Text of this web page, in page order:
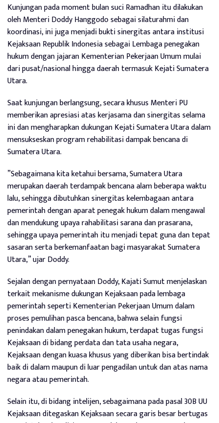
Kunjungan pada moment bulan suci Ramadhan itu dilakukan
oleh Menteri Doddy Hanggodo sebagai silaturahmi dan
koordinasi, ini juga menjadi bukti sinergitas antara institusi
Kejaksaan Republik Indonesia sebagai Lembaga penegakan
hukum dengan jajaran Kementerian Pekerjaan Umum mulai
dari pusat/nasional hingga daerah termasuk Kejati Sumatera
Utara.
Saat kunjungan berlangsung, secara khusus Menteri PU
memberikan apresiasi atas kerjasama dan sinergitas selama
ini dan mengharapkan dukungan Kejati Sumatera Utara dalam
mensukseskan program rehabilitasi dampak bencana di
Sumatera Utara.
”Sebagaimana kita ketahui bersama, Sumatera Utara
merupakan daerah terdampak bencana alam beberapa waktu
lalu, sehingga dibutuhkan sinergitas kelembagaan antara
pemerintah dengan aparat penegak hukum dalam mengawal
dan mendukung upaya rahabilitasi sarana dan prasarana,
sehingga upaya pemerintah itu menjadi tepat guna dan tepat
sasaran serta berkemanfaatan bagi masyarakat Sumatera
Utara,” ujar Doddy.
Sejalan dengan pernyataan Doddy, Kajati Sumut menjelaskan
terkait mekanisme dukungan Kejaksaan pada lembaga
pemerintah seperti Kementerian Pekerjaan Umum dalam
proses pemulihan pasca bencana, bahwa selain fungsi
penindakan dalam penegakan hukum, terdapat tugas fungsi
Kejaksaan di bidang perdata dan tata usaha negara,
Kejaksaan dengan kuasa khusus yang diberikan bisa bertindak
baik di dalam maupun di luar pengadilan untuk dan atas nama
negara atau pemerintah.
Selain itu, di bidang intelijen, sebagaimana pada pasal 30B UU
Kejaksaan ditegaskan Kejaksaan secara garis besar bertugas